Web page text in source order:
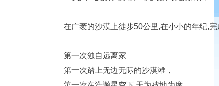
在广袤的沙漠上徒步50公里,在小小的年纪,
第一次独自远离家
第一次踏上无边无际的沙漠滩，